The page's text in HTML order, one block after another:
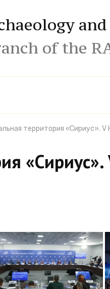
of the
территория «Сириус». V
«Сириус».